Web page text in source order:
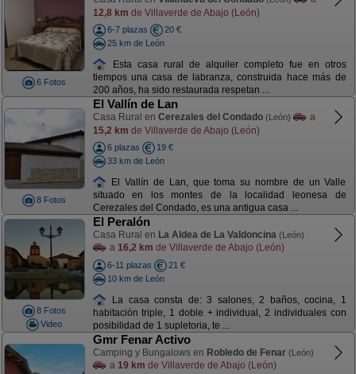
6 Fotos
12,8 km de Villaverde de Abajo (León)
6-7 plazas
20 €
25 km de León
Esta casa rural de alquiler completo fue en otros
tiempos una casa de labranza, construida hace más de
200 años, ha sido restaurada respetan ...
8 Fotos
El Vallín de Lan
Casa Rural en Cerezales del Condado (León)
a
15,2 km de Villaverde de Abajo (León)
6 plazas
19 €
33 km de León
El Vallín de Lan, que toma su nombre de un Valle
situado en los montes de la localidad leonesa de
Cerezales del Condado, es una antigua casa ...
8 Fotos
Video
El Peralón
Casa Rural en La Aldea de La Valdoncina (León)
a 16,2 km de Villaverde de Abajo (León)
6-11 plazas
21 €
10 km de León
La casa consta de: 3 salones, 2 baños, cocina, 1
habitación triple, 1 doble + individual, 2 individuales con
posibilidad de 1 supletoria, te ...
Gmr Fenar Activo
Camping y Bungalows en Robledo de Fenar (León)
a 19 km de Villaverde de Abajo (León)